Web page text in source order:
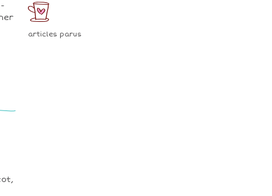
articles parus